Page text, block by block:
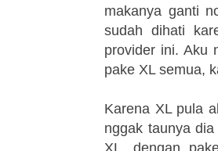
makanya ganti
sudah dihati
provider ini. Aku
pake XL semua,
Karena XL pula
nggak taunya
XL, dengan